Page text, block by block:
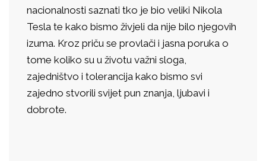
nacionalnosti saznati tko je bio veliki Nikola
Tesla te kako bismo živjeli da nije bilo njegovih
izuma. Kroz priču se provlači i jasna poruka o
tome koliko su u životu važni sloga,
zajedništvo i tolerancija kako bismo svi
zajedno stvorili svijet pun znanja, ljubavi i
dobrote.